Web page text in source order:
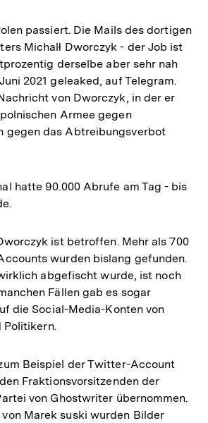
passiert. Die Mails des dortigen
Michalł Dworczyk - der Job ist
derselbe aber sehr nah
2021 geleaked, auf Telegram.
von Dworczyk, in der er
Armee gegen
gegen das Abtreibungsverbot
hatte 90.000 Abrufe am Tag - bis
ist betroffen. Mehr als 700
wurden bislang gefunden.
abgefischt wurde, ist noch
Fällen gab es sogar
die Social-Media-Konten von
Politikern.
Beispiel der Twitter-Account
Fraktionsvorsitzenden der
von Ghostwriter übernommen.
Marek suski wurden Bilder